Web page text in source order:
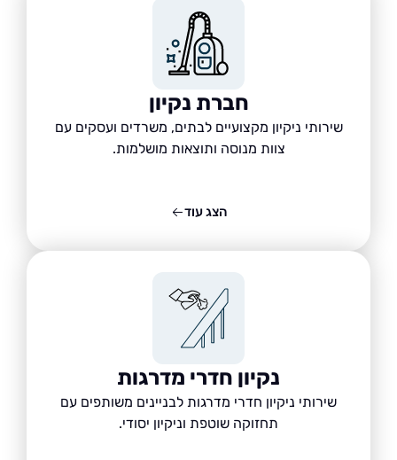
חברת נקיון
שירותי ניקיון מקצועיים לבתים, משרדים ועסקים עם
צוות מנוסה ותוצאות מושלמות.
נקיון חדרי מדרגות
שירותי ניקיון חדרי מדרגות לבניינים משותפים עם
תחזוקה שוטפת וניקיון יסודי.